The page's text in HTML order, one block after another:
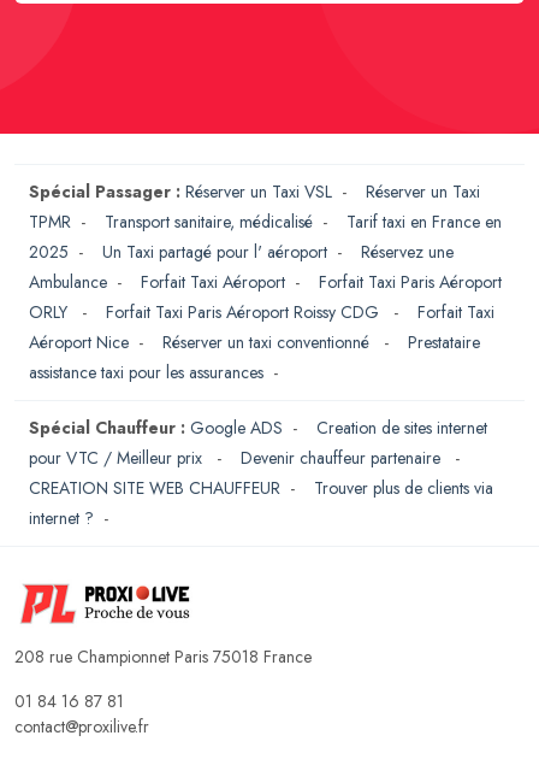
Spécial Passager : Réserver un Taxi VSL - Réserver un Taxi
TPMR - Transport sanitaire, médicalisé - Tarif taxi en France en
2025 - Un Taxi partagé pour l' aéroport - Réservez une
Ambulance - Forfait Taxi Aéroport - Forfait Taxi Paris Aéroport
ORLY
- Forfait Taxi Paris Aéroport Roissy CDG - Forfait Taxi
Aéroport Nice - Réserver un taxi conventionné - Prestataire
assistance taxi pour les assurances -
Spécial Chauffeur : Google ADS - Creation de sites internet
pour VTC / Meilleur prix
- Devenir chauffeur partenaire
-
CREATION SITE WEB CHAUFFEUR - Trouver plus de clients via
internet ? -
208 rue Championnet Paris 75018 France
01 84 16 87 81
contact@proxilive.fr